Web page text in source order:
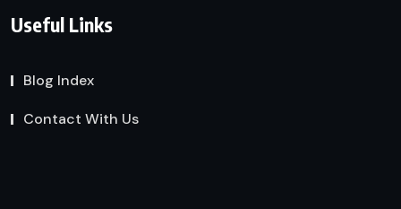
Useful Links
Blog Index
Contact With Us